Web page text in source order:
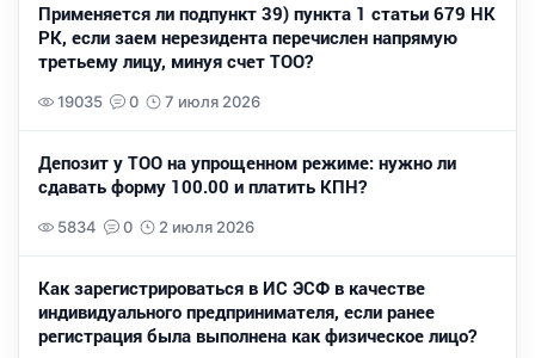
Применяется ли подпункт 39) пункта 1 статьи 679 НК
РК, если заем нерезидента перечислен напрямую
третьему лицу, минуя счет ТОО?
19035 0 7 июля 2026
Депозит у ТОО на упрощенном режиме: нужно ли
сдавать форму 100.00 и платить КПН?
5834 0 2 июля 2026
Как зарегистрироваться в ИС ЭСФ в качестве
индивидуального предпринимателя, если ранее
регистрация была выполнена как физическое лицо?